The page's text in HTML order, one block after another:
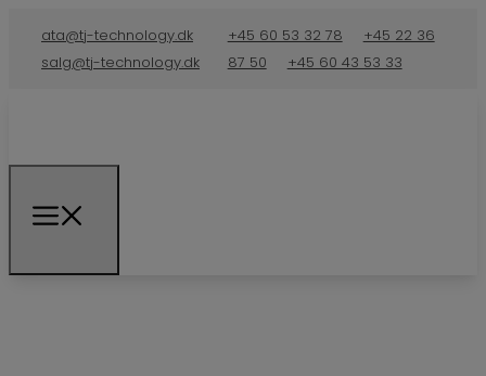
ata@tj-technology.dk
salg@tj-technology.dk
+45 60 53 32 78
+45 22 36
87 50
+45 60 43 53 33